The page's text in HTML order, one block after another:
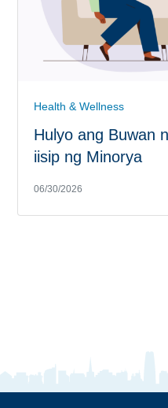
Health & Wellness
Hulyo ang Buwan
iisip ng Minorya
06/30/2026